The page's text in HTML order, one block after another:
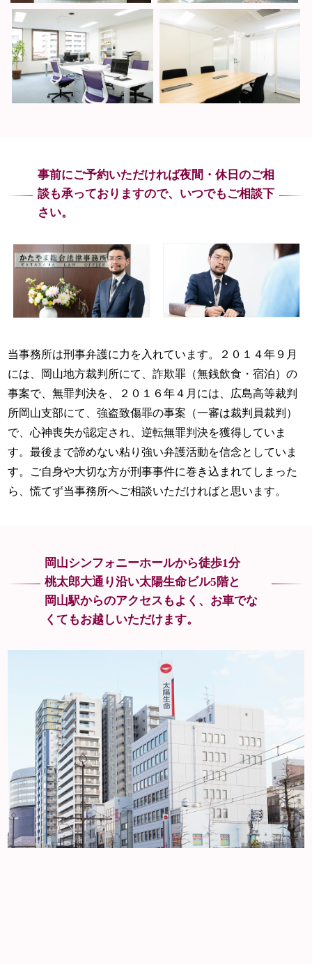
事前にご予約いただければ夜間・休日のご相
談も承っておりますので、いつでもご相談下
さい。
当事務所は刑事弁護に力を入れています。２０１４年９月
には、岡山地方裁判所にて、詐欺罪（無銭飲食・宿泊）の
事案で、無罪判決を、２０１６年４月には、広島高等裁判
所岡山支部にて、強盗致傷罪の事案（一審は裁判員裁判）
で、心神喪失が認定され、逆転無罪判決を獲得していま
す。最後まで諦めない粘り強い弁護活動を信念としていま
す。ご自身や大切な方が刑事事件に巻き込まれてしまった
ら、慌てず当事務所へご相談いただければと思います。
岡山シンフォニーホールから徒歩1分
桃太郎大通り沿い太陽生命ビル5階と
岡山駅からのアクセスもよく、 お車でな
くてもお越しいただけます。